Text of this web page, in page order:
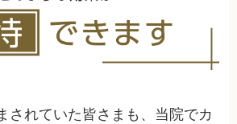
を学ぶことをお勧めします。
されていた皆さまも、当院でカ